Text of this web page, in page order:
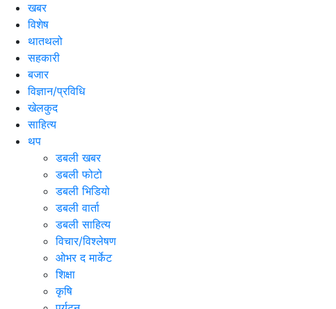
खबर
विशेष
थातथलो
सहकारी
बजार
विज्ञान/प्रविधि
खेलकुद
साहित्य
थप
डबली खबर
डबली फोटो
डबली भिडियो
डबली वार्ता
डबली साहित्य
विचार/विश्‍लेषण
ओभर द मार्केट
शिक्षा
कृषि